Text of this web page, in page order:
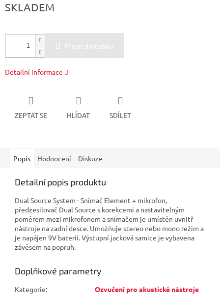
cena:
SKLADEM
Přidat do košíku
Detailní informace
ZEPTAT SE HLÍDAT SDÍLET
Popis Hodnocení Diskuze
Detailní popis produktu
Dual Source System - Snímač Element + mikrofon,
předzesilovač Dual Source s korekcemi a nastavitelným
poměrem mezi mikrofonem a snímačem je umístěn uvnitř
nástroje na zadní desce. Umožňuje stereo nebo mono režim a
je napájen 9V baterií. Výstupní jacková samice je vybavena
závěsem na popruh.
Doplňkové parametry
Kategorie:
Ozvučení pro akustické nástroje